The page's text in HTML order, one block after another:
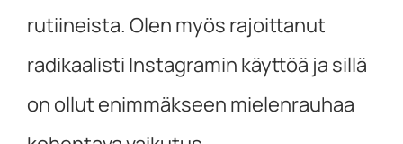
rutiineista. Olen myös rajoittanut
radikaalisti Instagramin käyttöä ja sillä
on ollut enimmäkseen mielenrauhaa